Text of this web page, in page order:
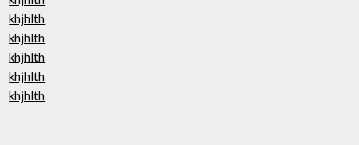
khjhlth
khjhlth
khjhlth
khjhlth
khjhlth